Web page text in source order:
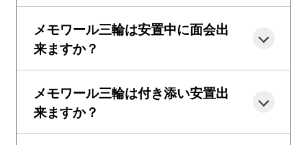
メモワール三輪は安置中に面会出
来ますか？
メモワール三輪は付き添い安置出
来ますか？